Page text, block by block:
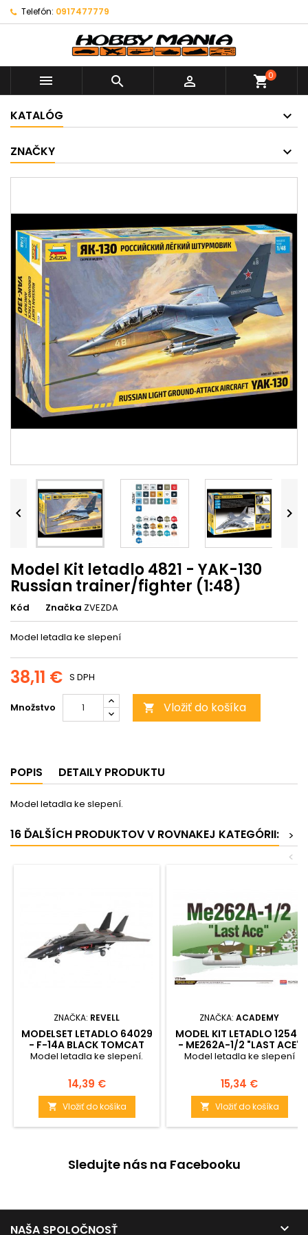
Telefón: 0917477779
   shopping_cart0
KATALÓG
ZNAČKY
 
Model Kit letadlo 4821 - YAK-130
Russian trainer/fighter (1:48)
Kód Značka ZVEZDA
Model letadla ke slepení
38,11 € S DPH
Množstvo  Vložiť do košíka
POPIS DETAILY PRODUKTU
Model letadla ke slepení.
16 ĎALŠÍCH PRODUKTOV V ROVNAKEJ KATEGÓRII:
>
<
ZNAČKA: REVELL
MODELSET LETADLO 64029
- F-14A BLACK TOMCAT
(1:144)
Model letadla ke slepení.
Cena
14,39 €
 Vložiť do košíka
ZNAČKA: ACADEMY
MODEL KIT LETADLO 12542
- ME262A-1/2 "LAST ACE"
LE: (1:72)
Model letadla ke slepení
Cena
15,34 €
 Vložiť do košíka
Sledujte nás na Facebooku
NAŠA SPOLOČNOSŤ 